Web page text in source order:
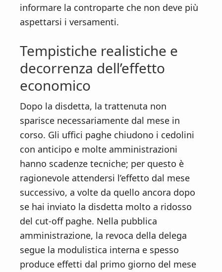
informare la controparte che non deve più
aspettarsi i versamenti.
Tempistiche realistiche e
decorrenza dell’effetto
economico
Dopo la disdetta, la trattenuta non
sparisce necessariamente dal mese in
corso. Gli uffici paghe chiudono i cedolini
con anticipo e molte amministrazioni
hanno scadenze tecniche; per questo è
ragionevole attendersi l’effetto dal mese
successivo, a volte da quello ancora dopo
se hai inviato la disdetta molto a ridosso
del cut-off paghe. Nella pubblica
amministrazione, la revoca della delega
segue la modulistica interna e spesso
produce effetti dal primo giorno del mese